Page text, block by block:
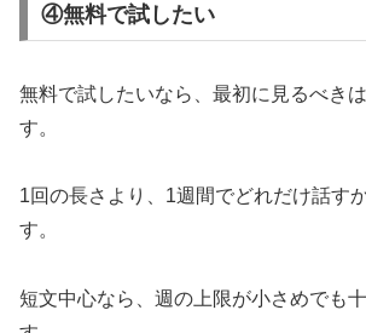
④無料で試したい
無料で試したいなら、最初に見るべき
す。
1回の長さより、1週間でどれだけ話す
す。
短文中心なら、週の上限が小さめでも